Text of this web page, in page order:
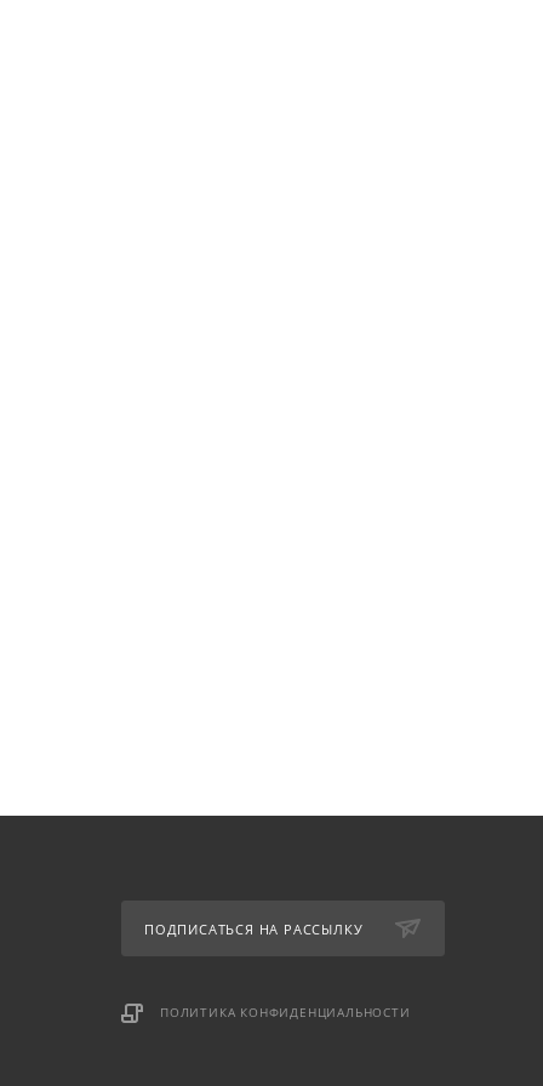
ПОДПИСАТЬСЯ НА РАССЫЛКУ
ПОЛИТИКА КОНФИДЕНЦИАЛЬНОСТИ